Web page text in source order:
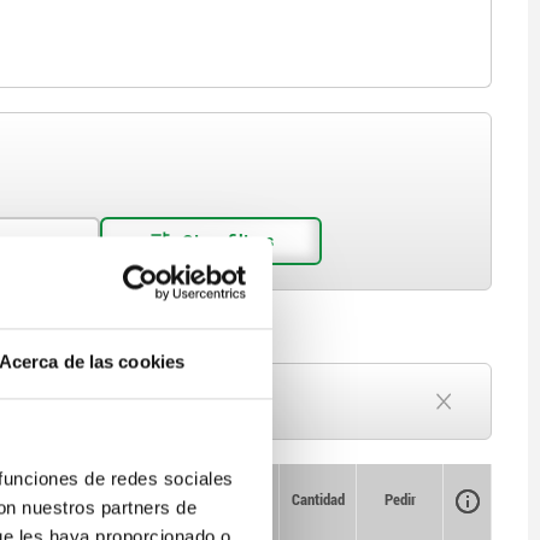
Acerca de las cookies
de redes sociales
nuestros partners de
H
CAD
Precio
Cantidad Pedir